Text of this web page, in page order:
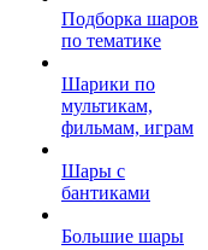
Подборка шаров
по тематике
Шарики по
мультикам,
фильмам, играм
Шары с
бантиками
Большие шары